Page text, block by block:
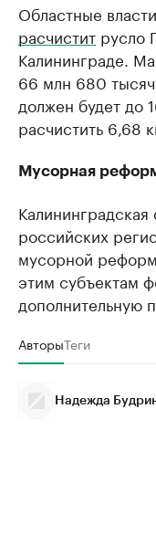
Областные
расчистит русло
Калининграде.
66 млн 680
должен будет до
расчистить 6,68
Мусорная
Калининградская
российских
мусорной
этим субъектам
дополнительную
АвторыТеги
Надежда